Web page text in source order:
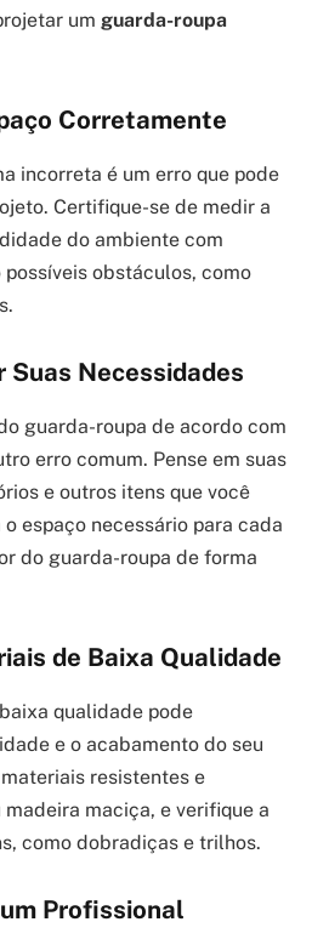
um guarda-roupa
Corretamente
incorreta é um erro que pode
Certifique-se de medir a
do ambiente com
obstáculos, como
Suas Necessidades
guarda-roupa de acordo com
erro comum. Pense em suas
e outros itens que você
espaço necessário para cada
do guarda-roupa de forma
de Baixa Qualidade
qualidade pode
e o acabamento do seu
resistentes e
madeira maciça, e verifique a
como dobradiças e trilhos.
Profissional